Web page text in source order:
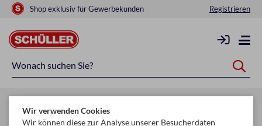
Shop exklusiv für Gewerbekunden Registrieren
Startseite
Mehr
Wir verwenden Cookies
Wir können diese zur Analyse unserer Besucherdaten